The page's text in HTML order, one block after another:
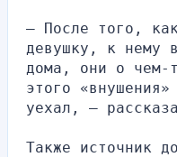
— После того,
девушку, к нему
дома, они о чем-
этого
уехал, —
Также источник